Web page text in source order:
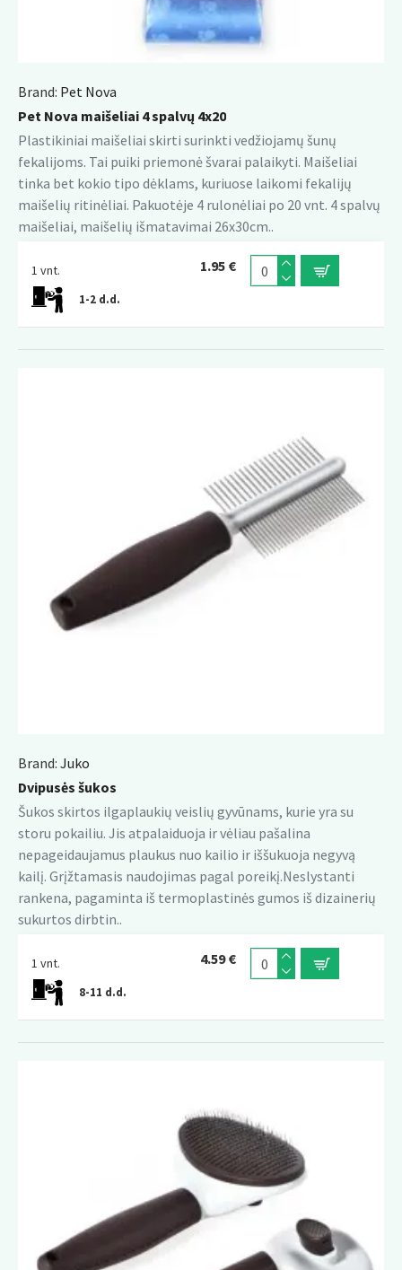
Brand: Pet Nova
Pet Nova maišeliai 4 spalvų 4x20
Plastikiniai maišeliai skirti surinkti vedžiojamų šunų
fekalijoms. Tai puiki priemonė švarai palaikyti. Maišeliai
tinka bet kokio tipo dėklams, kuriuose laikomi fekalijų
maišelių ritinėliai. Pakuotėje 4 rulonėliai po 20 vnt. 4 spalvų
maišeliai, maišelių išmatavimai 26x30cm..
1 vnt.
1-2 d.d.
1.95 €
Brand: Juko
Dvipusės šukos
Šukos skirtos ilgaplaukių veislių gyvūnams, kurie yra su
storu pokailiu. Jis atpalaiduoja ir vėliau pašalina
nepageidaujamus plaukus nuo kailio ir iššukuoja negyvą
kailį. Grįžtamasis naudojimas pagal poreikį.Neslystanti
rankena, pagaminta iš termoplastinės gumos iš dizainerių
sukurtos dirbtin..
1 vnt.
8-11 d.d.
4.59 €